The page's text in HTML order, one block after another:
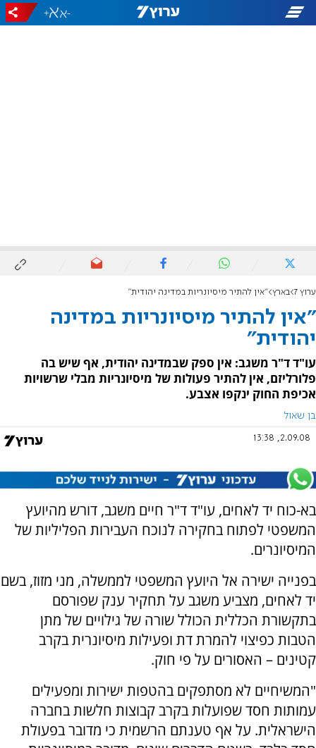
-
+
ערוץ 7 בארץ "אין להתיר מיסיונריות במדינה יהודית"
"אין להתיר מיסיונריות במדינה
יהודית"
עו"ד ד"ר משגב: אין ספק שבמדינה יהודית, אף שיש בה
פלורליזם, אין להתיר פעולות של מיסיונריות מבלי שרשויות
אכיפת החוק ינקפו אצבע.
בן שאול
2.09.08, 13:38
בא-כוח יד לאחים, עו"ד ד"ר חיים משגב, דורש מהיועץ
המשפטי לפתוח בחקירה לנוכח העבירות הפליליות של
המיסיונרים.
בפנייה ישירה אל היועץ המשפטי לממשלה, מני מזוז, בשם
יד לאחים, מצביע משגב על תחקיר ענק שפורסם
בתקשורת הכללית הכולל שורה של גילויים של מתן
הטבות כפיצוי להמרת דת ופעילות מיסיונרית בקרב
קטינים – האסורים על פי חוק.
"המשיחיים לא מסתפקים בהטפות ישירות ומפעילים
עמותות חסד שפועלות בקרב קבוצות חלשות בחברה
הישראלית. על אף טענתם הרשמית כי מדובר בפעולת